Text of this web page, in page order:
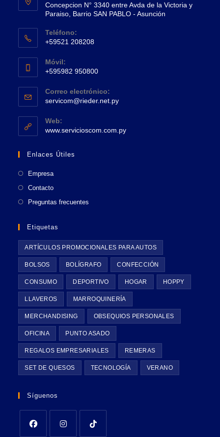
Concepcion N° 3340 entre Avda de la Victoria y
Paraiso, Barrio SAN PABLO - Asunción
abre
una
nueva
Teléfono:
+59521 208208
abre
en
tu
aplicación
Móvil:
+595982 950800
abre
en
tu
aplicación
Correo electrónico:
servicom@rieder.net.pySe
aplicación
Web:
www.servicioscom.com.pySe
Enlaces Útiles
Empresa
Contacto
Preguntas frecuentes
Etiquetas
ARTÍCULOS PROMOCIONALES PARA AUTOS
BOLSOS BOLÍGRAFO CONFECCIÓN
CONSUMO DEPORTIVO HOGAR HOPPY
LLAVEROS MARROQUINERÍA
MERCHANDISING OBSEQUIOS PERSONALES
OFICINA PUNTO ASADO
REGALOS EMPRESARIALES REMERAS
SET DE QUESOS TECNOLOGÍA VERANO
Síguenos